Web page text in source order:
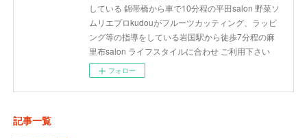
している 錦帯橋から車で10分程の平田salon 野菜ソ
ムリエプロkudouがフルーツカッティング、ラッピ
ング等の指導をしている岩国駅から徒歩7分程の麻
里布salon ライフスタイルに合わせ ご利用下さい
フォロー
記事一覧